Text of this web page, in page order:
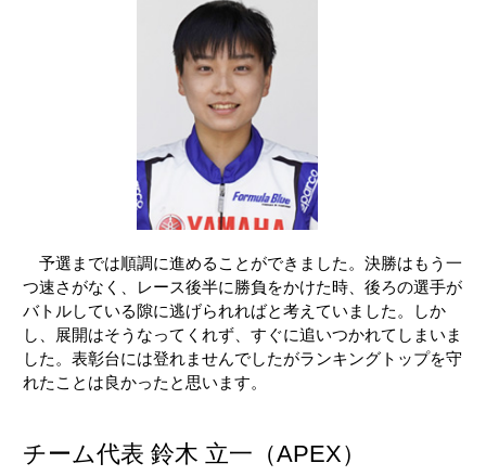
予選までは順調に進めることができました。決勝はもう一
つ速さがなく、レース後半に勝負をかけた時、後ろの選手が
バトルしている隙に逃げられればと考えていました。しか
し、展開はそうなってくれず、すぐに追いつかれてしまいま
した。表彰台には登れませんでしたがランキングトップを守
れたことは良かったと思います。
チーム代表 鈴木 立一（APEX）